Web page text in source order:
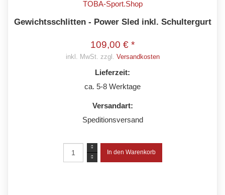
Gewichtsschlitten - Power Sled inkl. Schultergurt
109,00 € *
inkl. MwSt. zzgl. Versandkosten
Lieferzeit:
ca. 5-8 Werktage
Versandart:
Speditionsversand